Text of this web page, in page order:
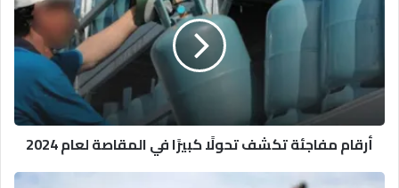
تكشف
المقاصة
2024
أرقام مفاجئة تكشف تحولًا كبيرًا في المقاصة لعام 2024